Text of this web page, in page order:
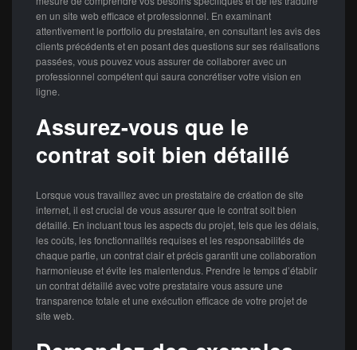
en un site web efficace et professionnel. En examinant
attentivement le portfolio du prestataire, en consultant les avis des
clients précédents et en posant des questions sur ses réalisations
passées, vous pouvez vous assurer de collaborer avec un
professionnel compétent qui saura concrétiser votre vision en
ligne.
Assurez-vous que le
contrat soit bien détaillé
Lorsque vous travaillez avec un prestataire de création de site
internet, il est crucial de vous assurer que le contrat soit bien
détaillé. En incluant tous les aspects du projet, tels que les délais,
les coûts, les fonctionnalités requises et les responsabilités de
chaque partie, un contrat clair et précis garantit une collaboration
harmonieuse et évite les malentendus. Prendre le temps d’établir
un contrat détaillé avec votre prestataire vous assure une
transparence totale et une exécution efficace de votre projet de
site web.